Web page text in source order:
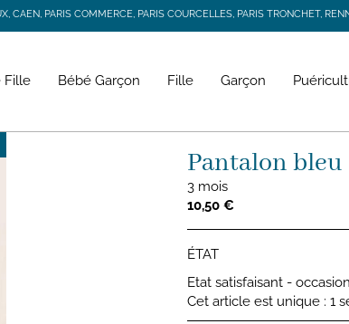
CAEN, PARIS COMMERCE, PARIS COURCELLES, PARIS TRONCHET,
Fille Bébé Garçon Fille Garçon
Pantalon bleu
3 mois
10,50 €
ÉTAT
Etat satisfaisant - occasion
Cet article est unique : 1